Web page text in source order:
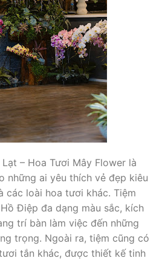
– Hoa Tươi Mây Flower là
những ai yêu thích vẻ đẹp kiêu
các loài hoa tươi khác. Tiệm
Điệp đa dạng màu sắc, kích
trí bàn làm việc đến những
trọng. Ngoài ra, tiệm cũng có
tắn khác, được thiết kế tinh